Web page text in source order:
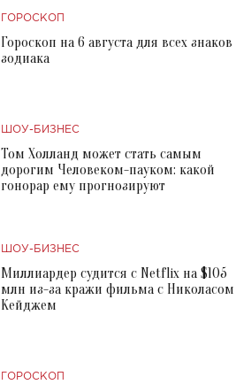
ГОРОСКОП
Гороскоп на 6 августа для всех знаков
зодиака
ШОУ-БИЗНЕС
Том Холланд может стать самым
дорогим Человеком-пауком: какой
гонорар ему прогнозируют
ШОУ-БИЗНЕС
Миллиардер судится с Netflix на $105
млн из-за кражи фильма с Николасом
Кейджем
ГОРОСКОП